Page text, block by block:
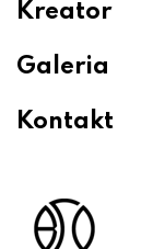
Kreator
Galeria
Kontakt